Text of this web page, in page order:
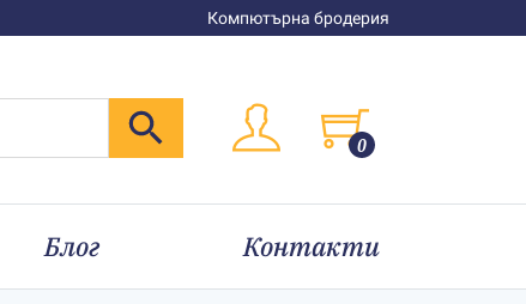
Компютърна бродерия
0
Блог Контакти